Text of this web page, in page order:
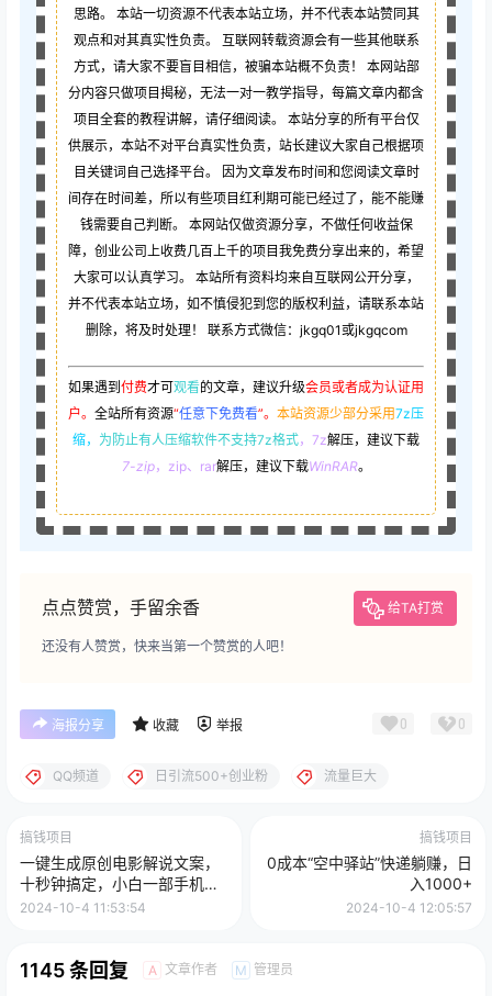
思路。 本站一切资源不代表本站立场，并不代表本站赞同其
观点和对其真实性负责。 互联网转载资源会有一些其他联系
方式，请大家不要盲目相信，被骗本站概不负责！ 本网站部
分内容只做项目揭秘，无法一对一教学指导，每篇文章内都含
项目全套的教程讲解，请仔细阅读。 本站分享的所有平台仅
供展示，本站不对平台真实性负责，站长建议大家自己根据项
目关键词自己选择平台。 因为文章发布时间和您阅读文章时
间存在时间差，所以有些项目红利期可能已经过了，能不能赚
钱需要自己判断。 本网站仅做资源分享，不做任何收益保
障，创业公司上收费几百上千的项目我免费分享出来的，希望
大家可以认真学习。 本站所有资料均来自互联网公开分享，
并不代表本站立场，如不慎侵犯到您的版权利益，请联系本站
删除，将及时处理！ 联系方式微信：jkgq01或jkgqcom
如果遇到 付费才可观看的文章，建议升级会员或者成为认证用
户。 全站所有资源“任意下免费看”。 本站资源少部分采用7z压
缩， 为防止有人压缩软件不支持7z格式，7z解压，建议下载
7-zip，zip、rar解压，建议下载WinRAR。
点点赞赏，手留余香 给TA打赏
还没有人赞赏，快来当第一个赞赏的人吧！
海报分享 收藏 举报 0 0
QQ频道 日引流500+创业粉 流量巨大
搞钱项目
一键生成原创电影解说文案，
十秒钟搞定，小白一部手机也
能日入3000+
2024-10-4 11:53:54
搞钱项目
0成本“空中驿站”快递躺赚，日
入1000+
2024-10-4 12:05:57
1145 条回复 A 文章作者 M 管理员